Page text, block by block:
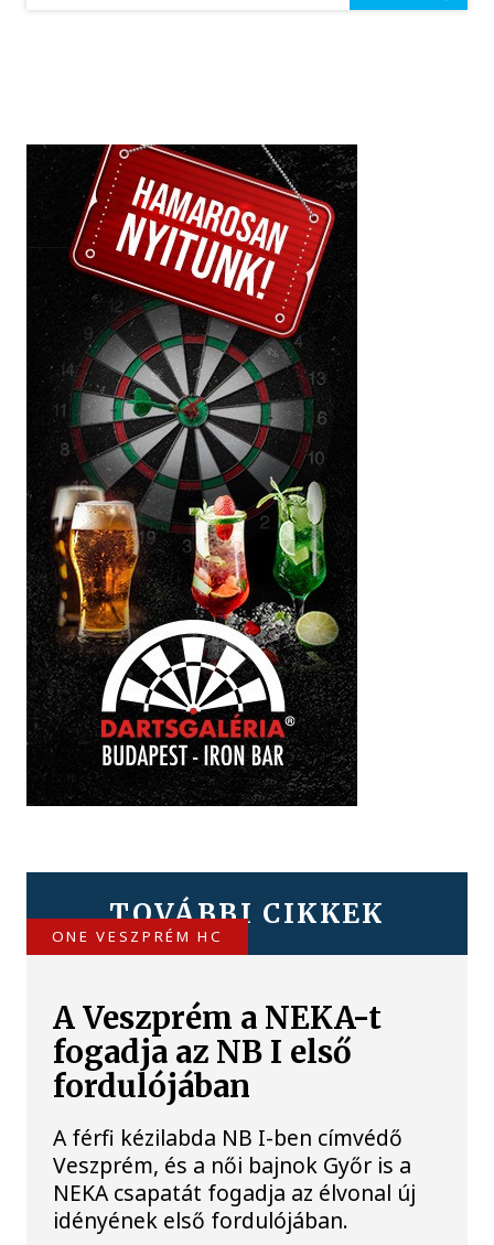
TOVÁBBI CIKKEK
ONE VESZPRÉM HC
A Veszprém a NEKA-t
fogadja az NB I első
fordulójában
A férfi kézilabda NB I-ben címvédő
Veszprém, és a női bajnok Győr is a
NEKA csapatát fogadja az élvonal új
idényének első fordulójában.